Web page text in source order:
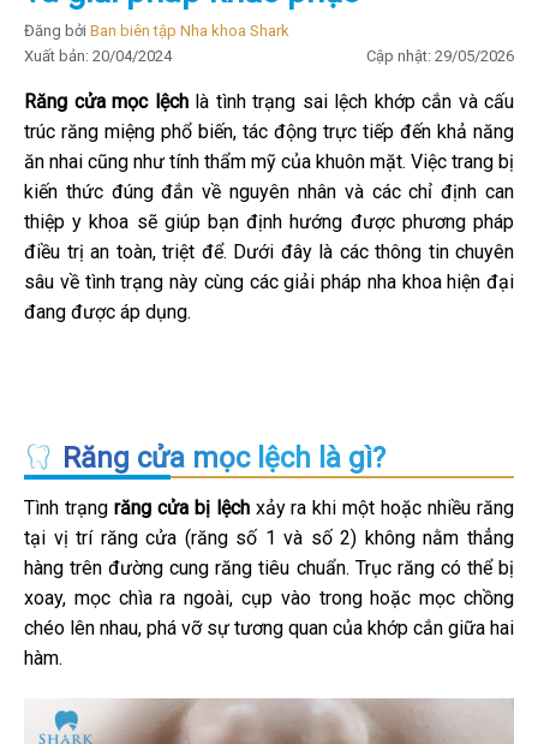
Đăng bởi Ban biên tập Nha khoa Shark
Xuất bản: 20/04/2024
Cập nhật: 29/05/2026
Răng cửa mọc lệchlà tình trạng sai lệch khớp cắn và cấu
trúc răng miệng phổ biến, tác động trực tiếp đến khả năng
ăn nhai cũng như tính thẩm mỹ của khuôn mặt. Việc trang bị
kiến thức đúng đắn về nguyên nhân và các chỉ định can
thiệp y khoa sẽ giúp bạn định hướng được phương pháp
điều trị an toàn, triệt để. Dưới đây là các thông tin chuyên
sâu về tình trạng này cùng các giải pháp nha khoa hiện đại
đang được áp dụng.
Răng cửa mọc lệch là gì?
Tình trạng răng cửa bị lệchxảy ra khi một hoặc nhiều răng
tại vị trí răng cửa (răng số 1 và số 2) không nằm thẳng
hàng trên đường cung răng tiêu chuẩn. Trục răng có thể bị
xoay, mọc chìa ra ngoài, cụp vào trong hoặc mọc chồng
chéo lên nhau, phá vỡ sự tương quan của khớp cắn giữa hai
hàm.